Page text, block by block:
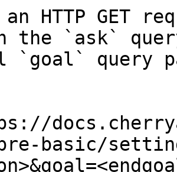
an HTTP GET
the `ask`
`goal` query
basic/